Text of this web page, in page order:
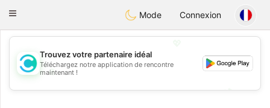
olombiaCitas
Toggle
Mode Connexion
💖
💕
Trouvez votre partenaire idéal
Téléchargez notre application de rencontre
maintenant !